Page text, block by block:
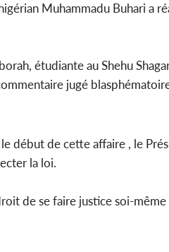
Muhammadu Buhari a
étudiante au Shehu
jugé
début de cette affaire , le
la loi.
de se faire justice soi-